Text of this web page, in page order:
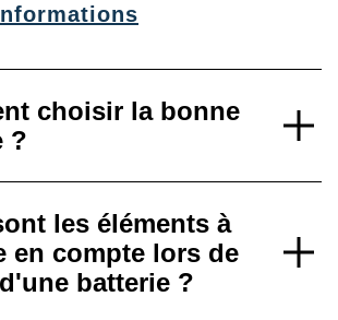
choisir la bonne
?
les éléments à
en compte lors de
batterie ?